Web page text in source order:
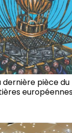
dernière pièce